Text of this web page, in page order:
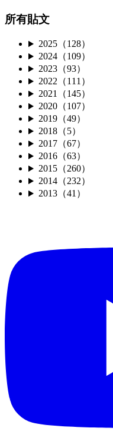
所有貼文
2025（128）
2024（109）
2023（93）
2022（111）
2021（145）
2020（107）
2019（49）
2018（5）
2017（67）
2016（63）
2015（260）
2014（232）
2013（41）